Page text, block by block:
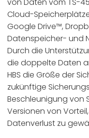
Cloud-
Google Drive™,
Datenspeicher- und
Durch die
die doppelte Daten
HBS die Größe der
zukünftige
Beschleunigung von
Versionen von
Datenverlust zu